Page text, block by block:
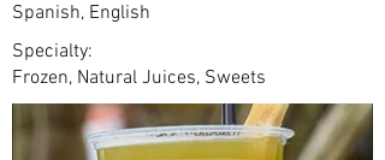
Spanish, English
Specialty:
Frozen, Natural Juices, Sweets